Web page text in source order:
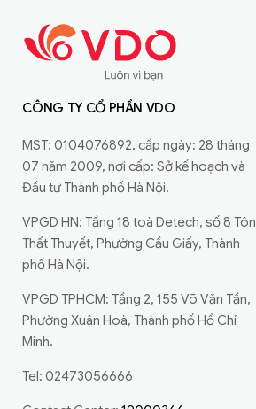
CÔNG TY CỔ PHẦN VDO
MST: 0104076892, cấp ngày: 28 tháng
07 năm 2009, nơi cấp: Sở kế hoạch và
Đầu tư Thành phố Hà Nội.
VPGD HN: Tầng 18 toà Detech, số 8 Tôn
Thất Thuyết, Phường Cầu Giấy, Thành
phố Hà Nội.
VPGD TPHCM: Tầng 2, 155 Võ Văn Tần,
Phường Xuân Hoà, Thành phố Hồ Chí
Minh.
Tel: 02473056666